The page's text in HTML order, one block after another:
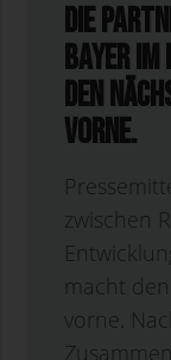
Die
Bayer
den
vorne.
zwischen
macht
vorne.